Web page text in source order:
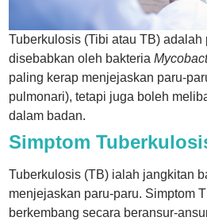
Tuberkulosis (Tibi atau TB)
disebabkan oleh bakteria
paling kerap menjejaskan paru-
pulmonari), tetapi juga boleh
dalam badan.
Simptom
Tuberkulosis (TB) ialah jangkitan
menjejaskan paru-paru. Simptom
berkembang secara beransur-